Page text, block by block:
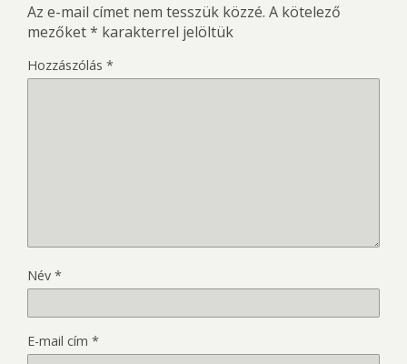
Az e-mail címet nem tesszük közzé. A kötelező
mezőket* karakterrel jelöltük
Hozzászólás *
Név *
E-mail cím *